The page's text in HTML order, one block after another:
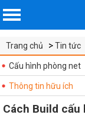
Trang chủ Tin tức
Cấu hình phòng net
Thông tin hữu ích
Cách Build